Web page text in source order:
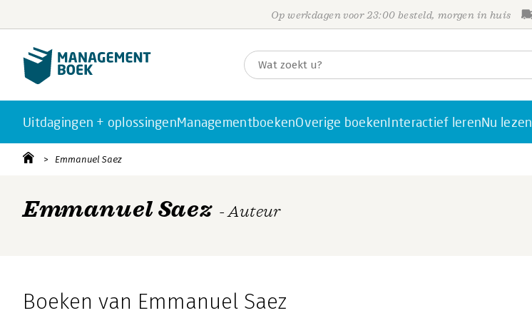
Op werkdagen voor 23:00 besteld, morgen in huis
Uitdagingen + oplossingenManagementboekenOverige boekenInteractief lerenNu lezen
Emmanuel Saez
Emmanuel Saez - Auteur
Boeken van Emmanuel Saez